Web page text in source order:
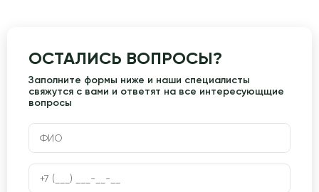
ОСТАЛИСЬ ВОПРОСЫ?
Заполните формы ниже и наши специалисты
свяжутся с вами и ответят на все интересующщие
вопросы